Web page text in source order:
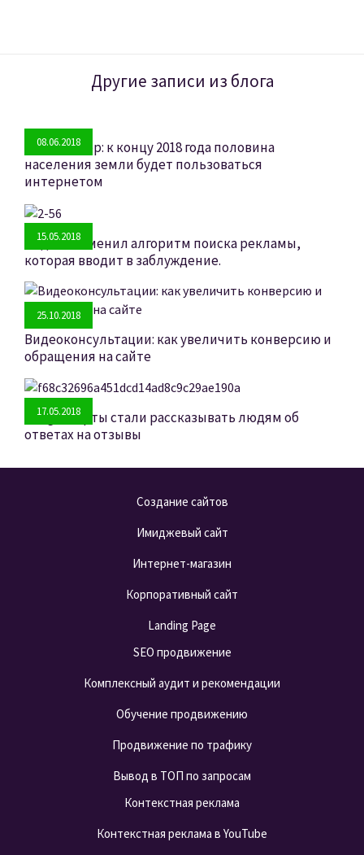
Другие записи из блога
08.06.2018
Мэри Микер: к концу 2018 года половина
населения земли будет пользоваться
интернетом
15.05.2018
Яндекс изменил алгоритм поиска рекламы,
которая вводит в заблуждение.
25.10.2018
Видеоконсультации: как увеличить конверсию и
обращения на сайте
17.05.2018
Google.Карты стали рассказывать людям об
ответах на отзывы
Создание сайтов
Имиджевый сайт
Интернет-магазин
Корпоративный сайт
Landing Page
SEO продвижение
Комплексный аудит и рекомендации
Обучение продвижению
Продвижение по трафику
Вывод в ТОП по запросам
Контекстная реклама
Контекстная реклама в YouTube